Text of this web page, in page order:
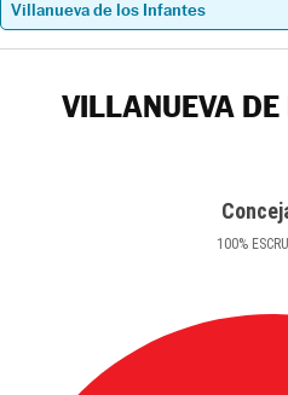
VILLANUEVA DE
100%